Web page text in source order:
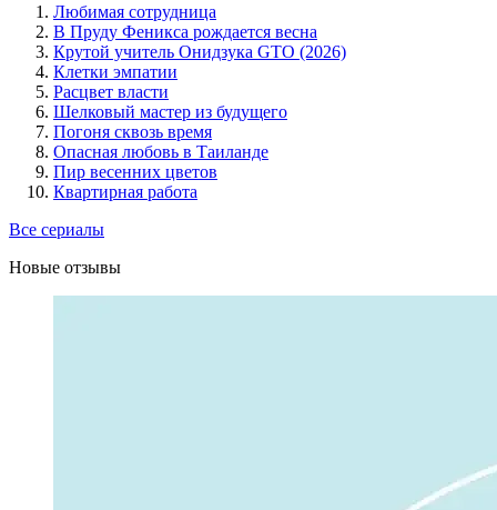
Любимая сотрудница
В Пруду Феникса рождается весна
Крутой учитель Онидзука GTO (2026)
Клетки эмпатии
Расцвет власти
Шелковый мастер из будущего
Погоня сквозь время
Опасная любовь в Таиланде
Пир весенних цветов
Квартирная работа
Все сериалы
Новые отзывы